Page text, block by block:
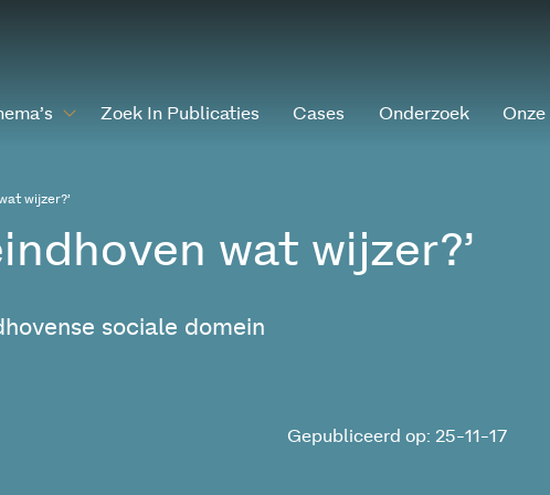
Zoek In Publicaties Cases Onderzoek
wijzer?’
wat wijzer?’
sociale domein
Gepubliceerd op: 25-11-17